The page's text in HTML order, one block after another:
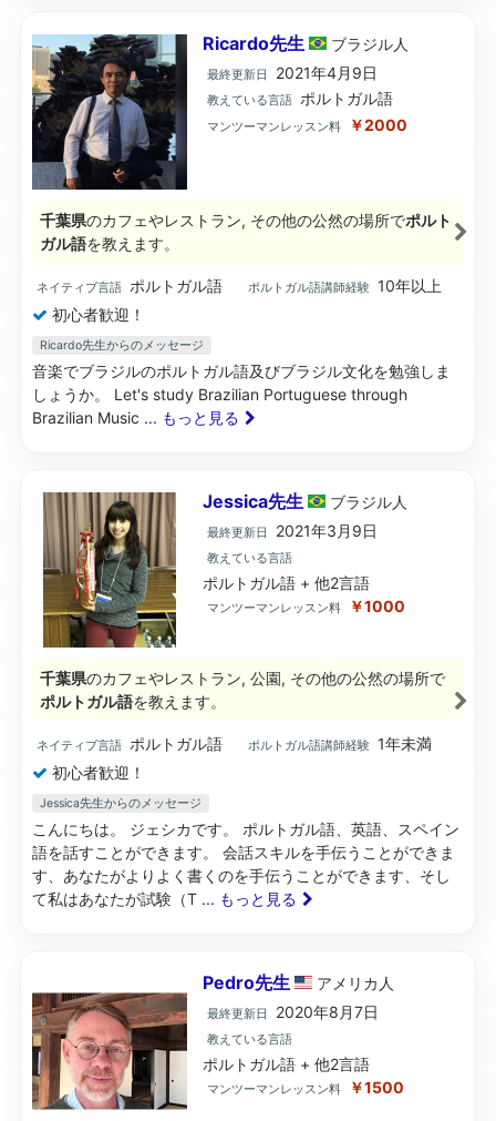
Ricardo先生 ブラジル人
最終更新日 2021年4月9日
教えている言語 ポルトガル語
マンツーマンレッスン料 ￥2000
千葉県のカフェやレストラン, その他の公然の場所でポルト
ガル語を教えます。
ネイティブ言語 ポルトガル語 ポルトガル語講師経験 10年以上
初心者歓迎！
Ricardo先生からのメッセージ
音楽でブラジルのポルトガル語及びブラジル文化を勉強しま
しょうか。 Let's study Brazilian Portuguese through
Brazilian Music ... もっと見る
Jessica先生 ブラジル人
最終更新日 2021年3月9日
教えている言語
ポルトガル語 + 他2言語
マンツーマンレッスン料 ￥1000
千葉県のカフェやレストラン, 公園, その他の公然の場所で
ポルトガル語を教えます。
ネイティブ言語 ポルトガル語 ポルトガル語講師経験 1年未満
初心者歓迎！
Jessica先生からのメッセージ
こんにちは。 ジェシカです。 ポルトガル語、英語、スペイン
語を話すことができます。 会話スキルを手伝うことができま
す、あなたがよりよく書くのを手伝うことができます、そし
て私はあなたが試験（T ... もっと見る
Pedro先生 アメリカ 人
最終更新日 2020年8月7日
教えている言語
ポルトガル語 + 他2言語
マンツーマンレッスン料 ￥1500